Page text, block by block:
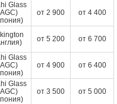
Glass
от 2 900 от 4 400
от 5 200 от 6 700
Glass
от 4 900 от 6 400
Glass
от 3 500 от 5 000